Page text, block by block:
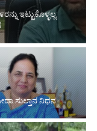
ಇಟ್ಟುಕೊಳ್ಳಲ್ಲ:
ಸುಲ್ತಾನ ನಿಧನ